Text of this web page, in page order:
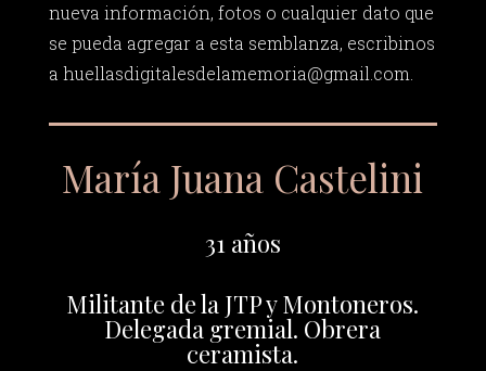
nueva información, fotos o cualquier dato que
se pueda agregar a esta semblanza, escribinos
a huellasdigitalesdelamemoria@gmail.com.
María Juana Castelini
31 años
Militante de la JTP y Montoneros.
Delegada gremial. Obrera
ceramista.